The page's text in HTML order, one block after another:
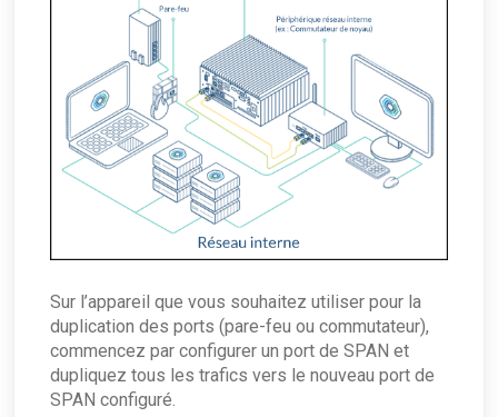
Sur l’appareil que vous souhaitez utiliser pour la
duplication des ports (pare-feu ou commutateur),
commencez par configurer un port de SPAN et
dupliquez tous les trafics vers le nouveau port de
SPAN configuré.